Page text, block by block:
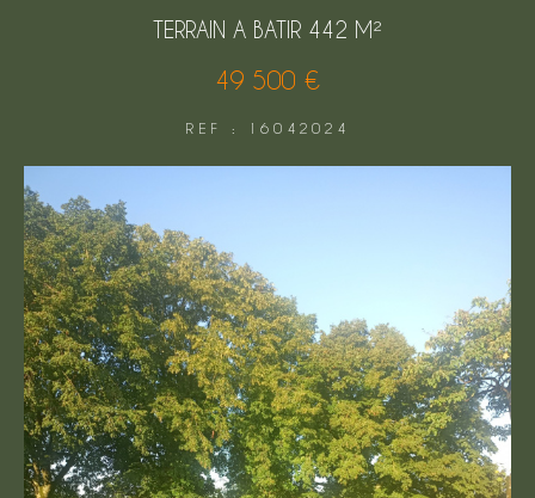
TERRAIN A BATIR 442 M²
49 500 €
REF : 16042024
PISCINE
FILTRER PAR
NOUVEAUTÉS
Rechercher